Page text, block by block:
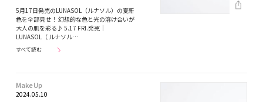
5月17日発売のLUNASOL（ルナソル）の夏新
色を全部見せ！ 幻想的な色と光の溶け合いが
大人の肌を彩る♪ 5.17 FRI.発売｜
LUNASOL（ ルナソル…
すべて読む
Make Up
2024.05.10